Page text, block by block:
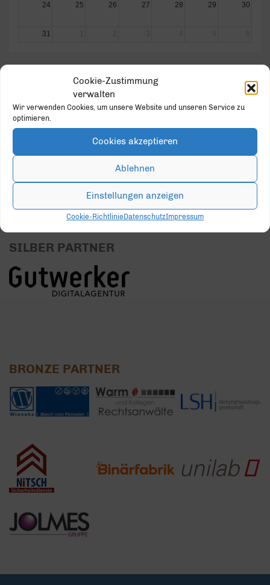
Cookie-Zustimmung
verwalten
Wir verwenden Cookies, um unsere Website und unseren Service zu
optimieren.
Cookies akzeptieren
Ablehnen
Einstellungen anzeigen
Cookie-RichtlinieDatenschutzImpressum
24 25 26 27 28 29 30
31
GOLD PARTNER
SILBER PARTNER
BRONZE PARTNER